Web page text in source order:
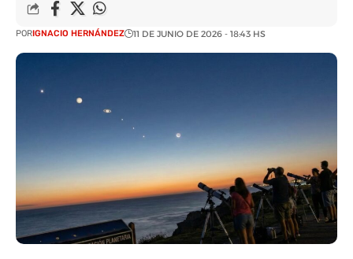
PORIGNACIO HERNÁNDEZ 11 DE JUNIO DE 2026 - 18:43 HS